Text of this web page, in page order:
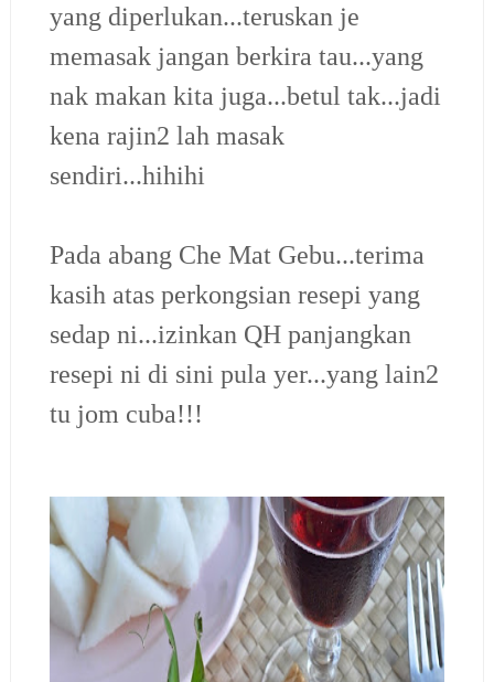
yang diperlukan...teruskan je
memasak jangan berkira tau...yang
nak makan kita juga...betul tak...jadi
kena rajin2 lah masak
sendiri...hihihi
Pada abang Che Mat Gebu...terima
kasih atas perkongsian resepi yang
sedap ni...izinkan QH panjangkan
resepi ni di sini pula yer...yang lain2
tu jom cuba!!!